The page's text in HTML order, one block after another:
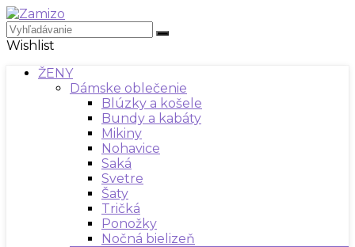
Wishlist
ŽENY
Dámske oblečenie
Blúzky a košele
Bundy a kabáty
Mikiny
Nohavice
Saká
Svetre
Šaty
Tričká
Ponožky
Nočná bielizeň